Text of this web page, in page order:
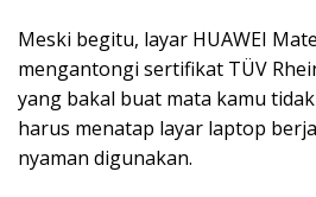
Meski begitu, layar HUAWEI
mengantongi sertifikat TÜV
yang bakal buat mata kamu
harus menatap layar laptop
nyaman digunakan.